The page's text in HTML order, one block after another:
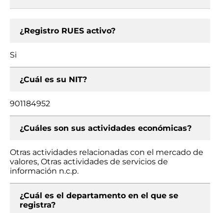
¿Registro RUES activo?
Si
¿Cuál es su NIT?
901184952
¿Cuáles son sus actividades económicas?
Otras actividades relacionadas con el mercado de
valores, Otras actividades de servicios de
información n.c.p.
¿Cuál es el departamento en el que se
registra?